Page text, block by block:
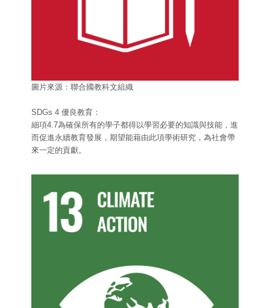
圖片來源：聯合國教科文組織
SDGs 4 優良教育：
細項4.7為確保所有的學子都得以學習必要的知識與技能，進
而促進永續教育發展，期望能藉由此項學術研究，為社會帶
來一定的貢獻。